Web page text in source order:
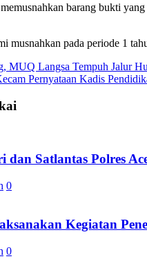
barang bukti
musnahkan pada periode 1
MUQ Langsa Tempuh Jalur
Pernyataan Kadis
dan Satlantas Polres
0
Kegiatan
0